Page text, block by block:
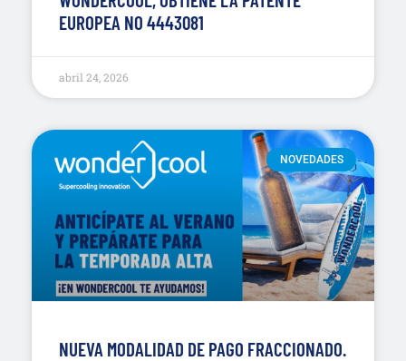
EUROPEA NO 4443081
abril 24, 2026
NOVEDADES
NUEVA MODALIDAD DE PAGO FRACCIONADO.